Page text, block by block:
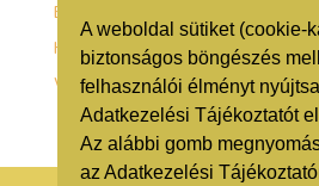
A weboldal sütiket (cookie-
biztonságos böngészés
felhasználói élményt
Adatkezelési Tájékoztatót
Az alábbi gomb
az Adatkezelési
Bejegyzések hírcsatorna
Hozzászólások hírcsatorna
WordPress Magyarország